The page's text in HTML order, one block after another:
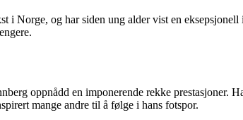
i Norge, og har siden ung alder vist en
oppnådd en imponerende rekke
mange andre til å følge i hans fotspor.